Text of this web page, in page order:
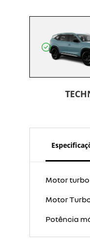
Motor turbo
Motor
Potência